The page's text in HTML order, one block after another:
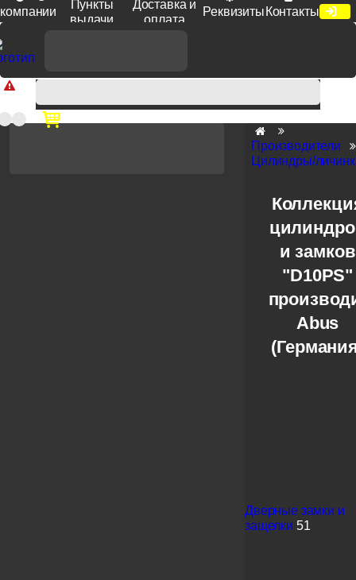
компании
Пункты
выдачи
Доставка и
оплата
Реквизиты Контакты
Доп. скидка от цен на сайте 7% при заказе от 50 тыс. руб
продукции Venezia, Fratelli, Tupai, Extreza, Melodia, Forme при
оплате по счету.
Производители
Цилиндры/
и замков
"D10PS"
Abus
Дверные замки и
защелки 51